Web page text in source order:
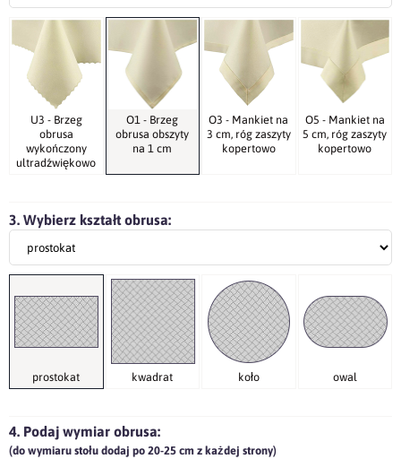
U3 - Brzeg
obrusa
wykończony
ultradźwiękowo
O1 - Brzeg
obrusa obszyty
na 1 cm
O3 - Mankiet na
3 cm, róg zaszyty
kopertowo
O5 - Mankiet na
5 cm, róg zaszyty
kopertowo
3. Wybierz kształt obrusa:
prostokat kwadrat koło owal
4. Podaj wymiar obrusa:
(do wymiaru stołu dodaj po 20-25 cm z każdej strony)